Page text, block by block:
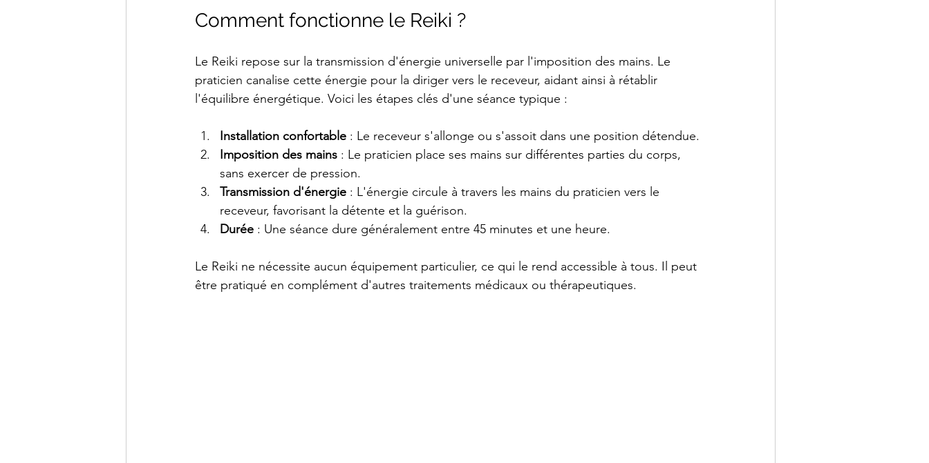
Comment fonctionne le Reiki ?
Le Reiki repose sur la transmission d'énergie universelle par l'imposition des mains. Le
praticien canalise cette énergie pour la diriger vers le receveur, aidant ainsi à rétablir
l'équilibre énergétique. Voici les étapes clés d'une séance typique :
Installation confortable : Le receveur s'allonge ou s'assoit dans une position détendue.
Imposition des mains : Le praticien place ses mains sur différentes parties du corps,
sans exercer de pression.
Transmission d'énergie : L'énergie circule à travers les mains du praticien vers le
receveur, favorisant la détente et la guérison.
Durée : Une séance dure généralement entre 45 minutes et une heure.
Le Reiki ne nécessite aucun équipement particulier, ce qui le rend accessible à tous. Il peut
être pratiqué en complément d'autres traitements médicaux ou thérapeutiques.